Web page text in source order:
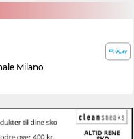
Milano